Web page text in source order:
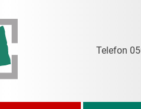
Telefon